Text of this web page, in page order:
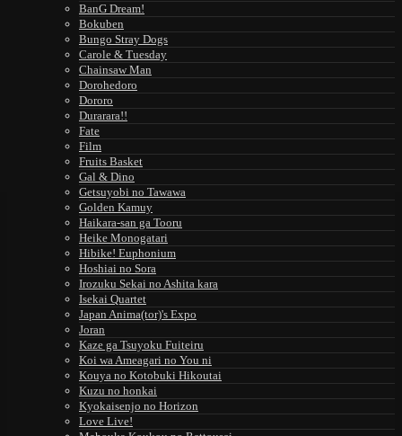
BanG Dream!
Bokuben
Bungo Stray Dogs
Carole & Tuesday
Chainsaw Man
Dorohedoro
Dororo
Durarara!!
Fate
Film
Fruits Basket
Gal & Dino
Getsuyobi no Tawawa
Golden Kamuy
Haikara-san ga Tooru
Heike Monogatari
Hibike! Euphonium
Hoshiai no Sora
Irozuku Sekai no Ashita kara
Isekai Quartet
Japan Anima(tor)'s Expo
Joran
Kaze ga Tsuyoku Fuiteiru
Koi wa Ameagari no You ni
Kouya no Kotobuki Hikoutai
Kuzu no honkai
Kyokaisenjo no Horizon
Love Live!